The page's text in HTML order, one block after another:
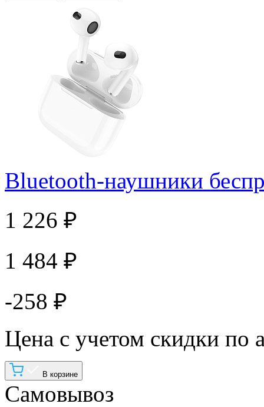
Bluetooth-наушники
1 226 ₽
1 484 ₽
-258 ₽
Цена с учетом скидки по
В корзине
Самовывоз